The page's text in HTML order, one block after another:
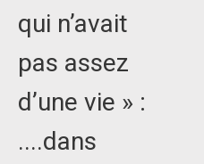
qui n’avait
pas assez
d’une vie » :
....dans